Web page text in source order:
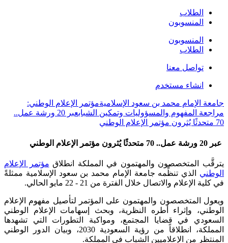
الطلاب
المنسوبون
المنسوبون
الطلاب
تواصل معنا
انشاء مستخدم
جامعة الإمام محمد بن سعود الإسلاميةمؤتمر الإعلام الوطني:
مراجعة المفهوم والمسؤوليات وتمكين الشباب
عبر 20 ورشة عمل..
70 متحدثًا يُثرون مؤتمر الإعلام الوطني
عبر 20 ورشة عمل.. 70 متحدثًا يُثرون مؤتمر الإعلام الوطني
يترقَّب المتخصصون والمهتمون في المملكة انطلاق مؤتمر الإعلام
الوطني الذي تنظِّمه جامعة الإمام محمد بن سعود الإسلامية ممثلةً
في كلية الإعلام والاتصال خلال الفترة من 21 - 22 مايو الحالي.
ويعول المتخصصون والمهتمون على المؤتمر لتأصيل مفهوم الإعلام
الوطني، وإثراء أطره النظرية، وبحث إسهامات الإعلام الوطني
السعودي في قضايا المجتمع، ومواكبة التطورات التي تشهدها
المملكة، انطلاقاً من رؤية السعودية 2030، وبيان الدور الوطني
المنتظر من الإعلاميين الشباب في المملكة.